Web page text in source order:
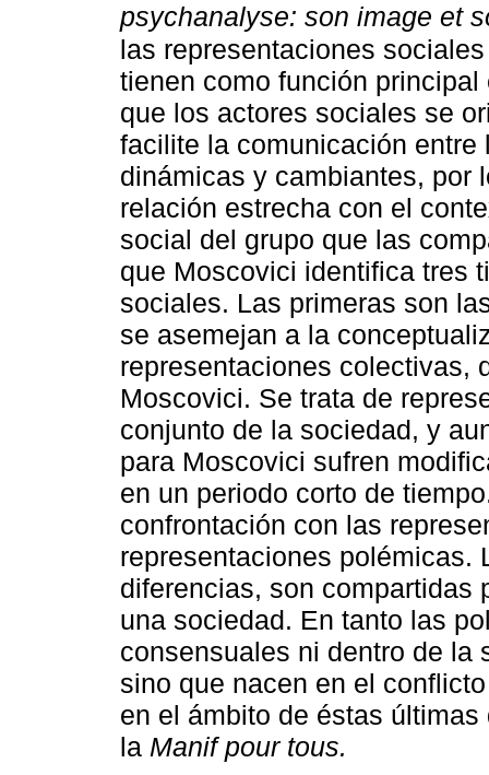
psychanalyse: son image et
las representaciones
tienen como función
que los actores sociales se
facilite la comunicación
dinámicas y cambiantes, por
relación estrecha con el
social del grupo que las
que Moscovici identifica tres
sociales. Las primeras son
se asemejan a la
representaciones colectivas,
Moscovici. Se trata de
conjunto de la sociedad, y
para Moscovici sufren
en un periodo corto de
confrontación con las
representaciones polémicas.
diferencias, son compartidas
una sociedad. En tanto las
consensuales ni dentro de la
sino que nacen en el
en el ámbito de éstas
la Manif pour tous.